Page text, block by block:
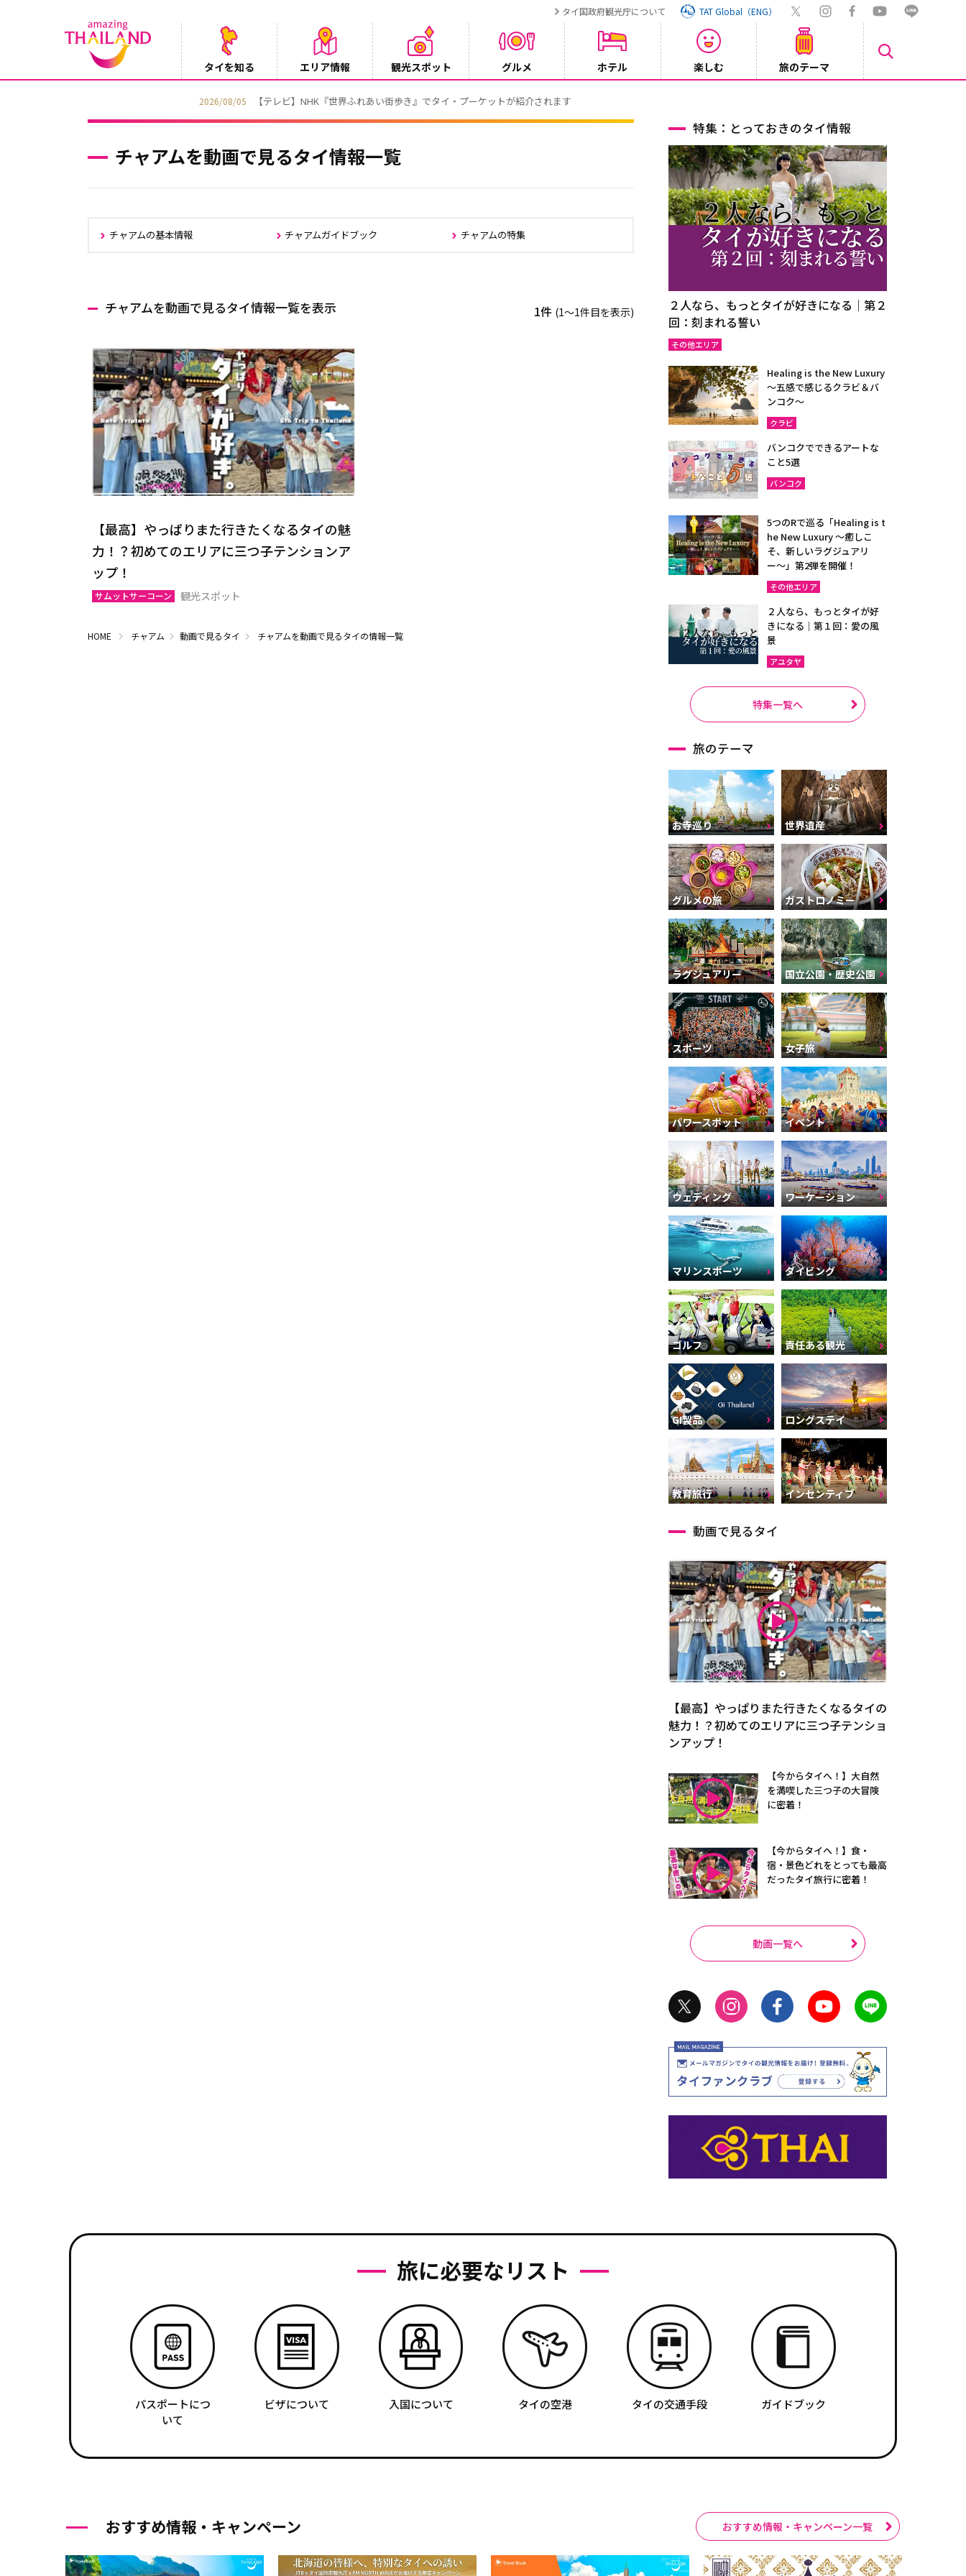
タイ国政府観光庁について TAT Global（ENG）
タイを知る エリア情報 観光スポット グルメ ホテル 楽しむ 旅のテーマ
【テレビ】NHK『世界ふれあい街歩き』でタイ・プーケットが紹介されます
チャアムを動画で見るタイ情報一覧
チャアムの基本情報 チャアムガイドブック チャアムの特集
チャアムを動画で見るタイ情報一覧を表示 1件 (1〜1件目を表示)
【最高】やっぱりまた行きたくなるタイの魅
力！？初めてのエリアに三つ子テンションア
ップ！
サムットサーコーン 観光スポット
HOME チャアム 動画で見るタイ チャアムを動画で見るタイの情報一覧
特集：とっておきのタイ情報
２人なら、もっとタイが好きになる｜第２
回：刻まれる誓い
その他エリア
Healing is the New Luxury
～五感で感じるクラビ＆バ
ンコク～
クラビ
バンコクでできるアートな
こと5選
バンコク
5つのRで巡る「Healing is t
he New Luxury ～癒しこ
そ、新しいラグジュアリ
ー〜」第2弾を開催！
その他エリア
２人なら、もっとタイが好
きになる｜第１回：愛の風
景
アユタヤ
特集一覧へ
旅のテーマ
お寺巡り 世界遺産
グルメの旅 ガストロノミー
ラグジュアリー 国立公園・歴史公園
スポーツ 女子旅
パワースポット イベント
ウェディング ワーケーション
マリンスポーツ ダイビング
ゴルフ 責任ある観光
GI製品 ロングステイ
教育旅行 インセンティブ
動画で見るタイ
【最高】やっぱりまた行きたくなるタイの
魅力！？初めてのエリアに三つ子テンショ
ンアップ！
【今からタイへ！】大自然
を満喫した三つ子の大冒険
に密着！
【今からタイへ！】食・
宿・景色どれをとっても最高
だったタイ旅行に密着！
動画一覧へ
旅に必要なリスト
パスポートにつ
いて
ビザについて 入国について タイの空港 タイの交通手段 ガイドブック
おすすめ情報・キャンペーン おすすめ情報・キャンペーン一覧